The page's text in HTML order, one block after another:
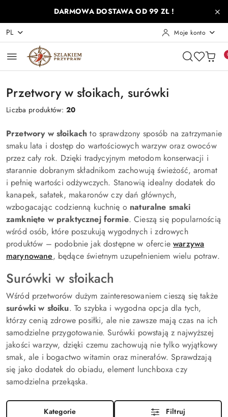
Przejdź do treści głównej
Przejdź do wyszukiwarki
Przejdź do moje konto
Przejdź do menu głównego
Przejdź do stopkiDARMOWA DOSTAWA OD 99 ZŁ !
PL Moje konto
Przetwory w słoikach, surówki
Liczba produktów:20
Przetwory w słoikach to sprawdzony sposób na zatrzymanie
smaku lata i dostęp do wartościowych warzyw oraz owoców
przez cały rok. Dzięki tradycyjnym metodom konserwacji i
starannie dobranym składnikom zachowują świeżość, aromat
i pełnię wartości odżywczych. Stanowią idealny dodatek do
kanapek, sałatek, makaronów czy dań głównych,
wzbogacając codzienną kuchnię o naturalne smaki
zamknięte w praktycznej formie. Cieszą się popularnością
wśród osób, które poszukują wygodnych i zdrowych
produktów – podobnie jak dostępne w oferciewarzywa
marynowane, będące świetnym uzupełnieniem wielu potraw.
Surówki w słoikach
Wśród przetworów dużym zainteresowaniem cieszą się także
surówki w słoiku. To szybka i wygodna opcja dla tych,
którzy cenią zdrowe posiłki, ale nie zawsze mają czas na ich
samodzielne przygotowanie. Surówki powstają z najwyższej
jakości warzyw, dzięki czemu zachowują nie tylko wyjątkowy
smak, ale i bogactwo witamin oraz minerałów. Sprawdzają
się jako dodatek do obiadu, element lunchboxa czy
samodzielna przekąska.
Kategorie Filtruj